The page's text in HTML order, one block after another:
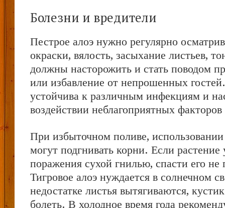
Болезни и вредители
Пестрое алоэ нужно регулярно
окраски, вялость, засыхание листьев,
должны насторожить и стать поводом
или избавление от непрошенных
устойчива к различным инфекциям и
воздействии неблагоприятных
При избыточном поливе,
могут подгнивать корни. Если растение
поражения сухой гнилью, спасти его не
Тигровое алоэ нуждается в солнечном
недостатке листья вытягиваются,
болеть. В холодное время года